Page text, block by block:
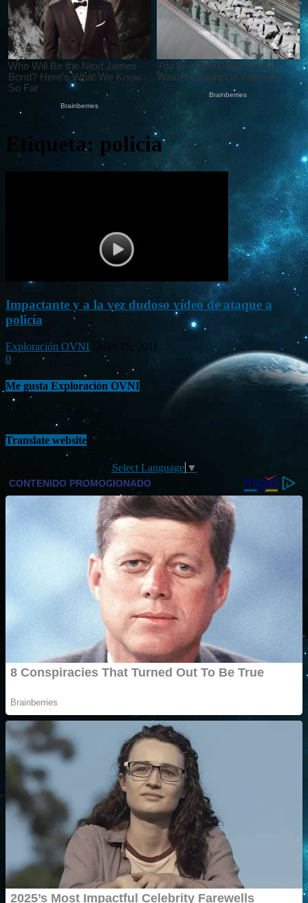
Etiqueta: policia
Impactante y a la vez dudoso vídeo de ataque a
policía
Exploración OVNI
Nov 15, 2011
0
Me gusta Exploración OVNI
Translate website
Select Language ▼